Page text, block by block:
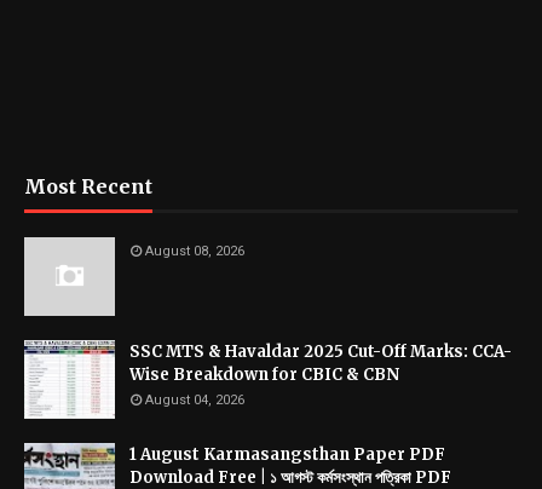
Most Recent
August 08, 2026
SSC MTS & Havaldar 2025 Cut-Off Marks: CCA-
Wise Breakdown for CBIC & CBN
August 04, 2026
1 August Karmasangsthan Paper PDF
Download Free | ১ আগস্ট কর্মসংস্থান পত্রিকা PDF